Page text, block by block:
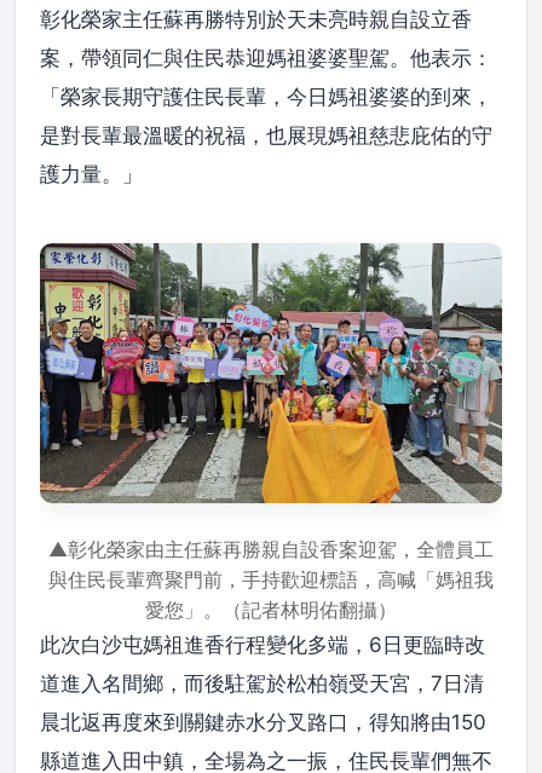
彰化榮家主任蘇再勝特別於天未亮時親自設立香
案，帶領同仁與住民恭迎媽祖婆婆聖駕。他表示：
「榮家長期守護住民長輩，今日媽祖婆婆的到來，
是對長輩最溫暖的祝福，也展現媽祖慈悲庇佑的守
護力量。」
▲彰化榮家由主任蘇再勝親自設香案迎駕，全體員工
與住民長輩齊聚門前，手持歡迎標語，高喊「媽祖我
愛您」。（記者林明佑翻攝）
此次白沙屯媽祖進香行程變化多端，6日更臨時改
道進入名間鄉，而後駐駕於松柏嶺受天宮，7日清
晨北返再度來到關鍵赤水分叉路口，得知將由150
縣道進入田中鎮，全場為之一振，住民長輩們無不